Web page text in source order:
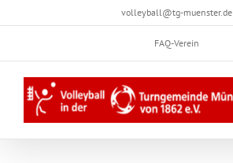
to
volleyball@tg-muenster.de
FAQ-Verein